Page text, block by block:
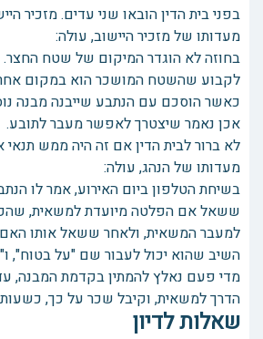
בפני בית הדין הובאו שני עדים. מזכיר
מעדותו של מזכיר היישוב, עולה:
בחוזה לא הוגדר המיקום של שטח החצר.
לקבוע שהשטח המושכר הוא במקום
כאשר הוסכם עם הנתבע שייבנה מבנה
אכן נאמר שיצטרך לאפשר מעבר לתובע.
לא ברור לבית הדין אם זה היה ממש
מעדותו של הנהג, עולה:
בשיחת הטלפון ביום האירוע, אמר לו
ששאל אם הפלטה מיועדת למשאית,
למעבר המשאית, ולאחר ששאל אותו
השיב שהוא יכול לעבור שם "על בטוח",
מדי פעם נאלץ להמתין בקדמת המבנה,
הדרך למשאית, וקיבל שכר על כך, כשעות
שאלות לדיון